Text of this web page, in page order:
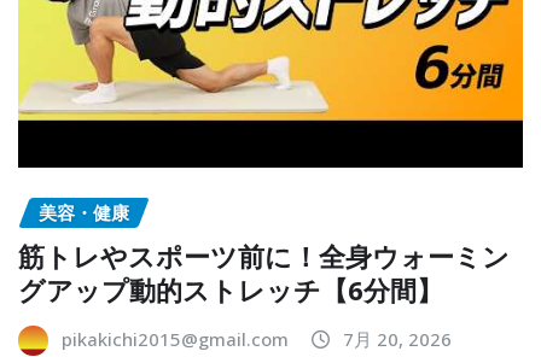
美容・健康
筋トレやスポーツ前に！全身ウォーミン
グアップ動的ストレッチ【6分間】
pikakichi2015@gmail.com 7月 20, 2026